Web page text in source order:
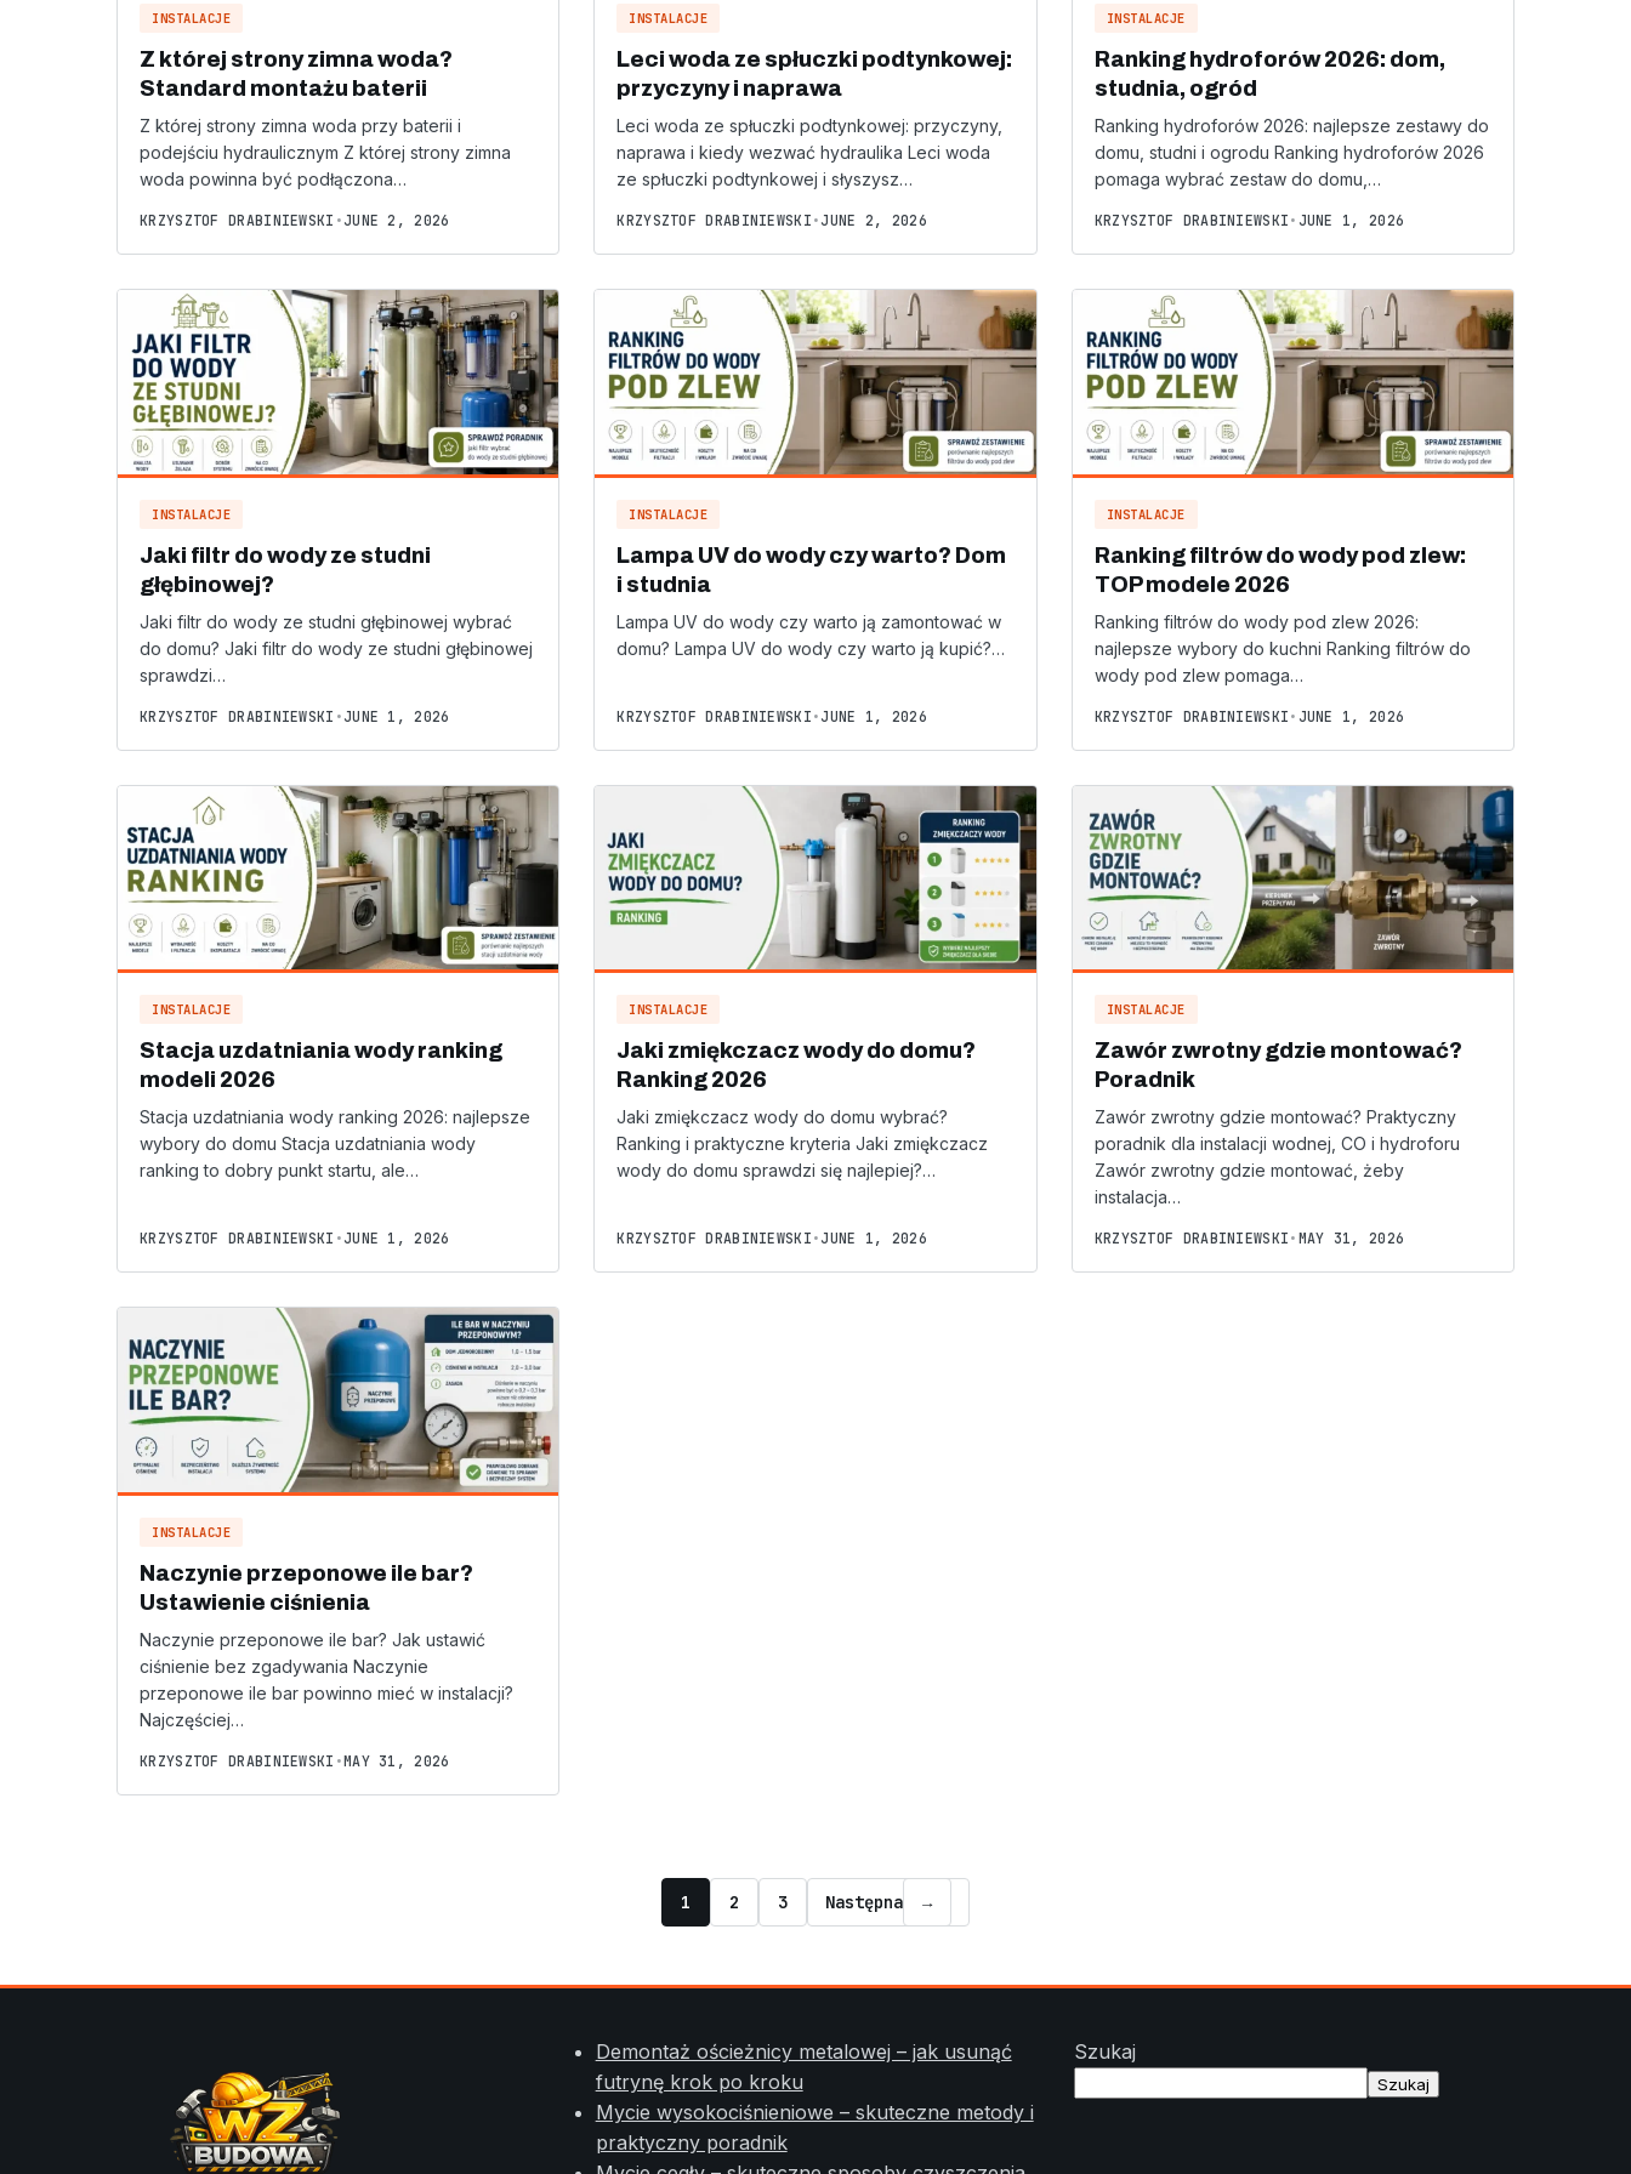
INSTALACJE
Z której strony zimna woda?
Standard montażu baterii
Z której strony zimna woda przy baterii i
podejściu hydraulicznym Z której strony zimna
woda powinna być podłączona…
KRZYSZTOF DRABINIEWSKI • JUNE 2, 2026
INSTALACJE
Leci woda ze spłuczki podtynkowej:
przyczyny i naprawa
Leci woda ze spłuczki podtynkowej: przyczyny,
naprawa i kiedy wezwać hydraulika Leci woda
ze spłuczki podtynkowej i słyszysz…
KRZYSZTOF DRABINIEWSKI • JUNE 2, 2026
INSTALACJE
Ranking hydroforów 2026: dom,
studnia, ogród
Ranking hydroforów 2026: najlepsze zestawy do
domu, studni i ogrodu Ranking hydroforów 2026
pomaga wybrać zestaw do domu,…
KRZYSZTOF DRABINIEWSKI • JUNE 1, 2026
INSTALACJE
Jaki filtr do wody ze studni
głębinowej?
Jaki filtr do wody ze studni głębinowej wybrać
do domu? Jaki filtr do wody ze studni głębinowej
sprawdzi…
KRZYSZTOF DRABINIEWSKI • JUNE 1, 2026
INSTALACJE
Lampa UV do wody czy warto? Dom
i studnia
Lampa UV do wody czy warto ją zamontować w
domu? Lampa UV do wody czy warto ją kupić?…
KRZYSZTOF DRABINIEWSKI • JUNE 1, 2026
INSTALACJE
Ranking filtrów do wody pod zlew:
TOP modele 2026
Ranking filtrów do wody pod zlew 2026:
najlepsze wybory do kuchni Ranking filtrów do
wody pod zlew pomaga…
KRZYSZTOF DRABINIEWSKI • JUNE 1, 2026
INSTALACJE
Stacja uzdatniania wody ranking
modeli 2026
Stacja uzdatniania wody ranking 2026: najlepsze
wybory do domu Stacja uzdatniania wody
ranking to dobry punkt startu, ale…
KRZYSZTOF DRABINIEWSKI • JUNE 1, 2026
INSTALACJE
Jaki zmiękczacz wody do domu?
Ranking 2026
Jaki zmiękczacz wody do domu wybrać?
Ranking i praktyczne kryteria Jaki zmiękczacz
wody do domu sprawdzi się najlepiej?…
KRZYSZTOF DRABINIEWSKI • JUNE 1, 2026
INSTALACJE
Zawór zwrotny gdzie montować?
Poradnik
Zawór zwrotny gdzie montować? Praktyczny
poradnik dla instalacji wodnej, CO i hydroforu
Zawór zwrotny gdzie montować, żeby
instalacja…
KRZYSZTOF DRABINIEWSKI • MAY 31, 2026
INSTALACJE
Naczynie przeponowe ile bar?
Ustawienie ciśnienia
Naczynie przeponowe ile bar? Jak ustawić
ciśnienie bez zgadywania Naczynie
przeponowe ile bar powinno mieć w instalacji?
Najczęściej…
KRZYSZTOF DRABINIEWSKI •MAY 31, 2026
1 2 3 Następna →
Demontaż ościeżnicy metalowej – jak usunąć
futrynę krok po kroku
Mycie wysokociśnieniowe – skuteczne metody i
praktyczny poradnik
Szukaj
Szukaj